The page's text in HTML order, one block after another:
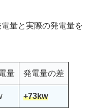
量と実際の発電量を
量 発電量の差
+73kw